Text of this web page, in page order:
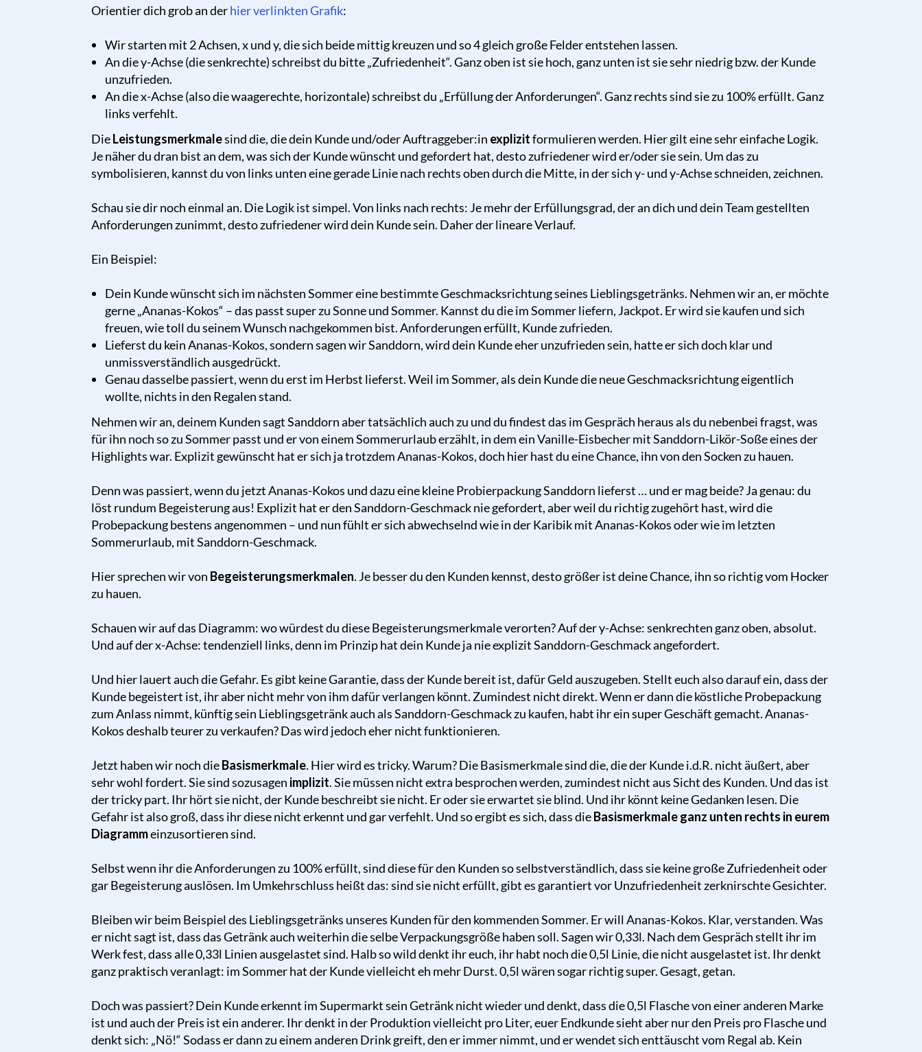
Orientier dich grob an derhier verlinkten Grafik:
Wir starten mit 2 Achsen, x und y, die sich beide mittig kreuzen und so 4 gleich große Felder entstehen lassen.
An die y-Achse (die senkrechte) schreibst du bitte „Zufriedenheit“. Ganz oben ist sie hoch, ganz unten ist sie sehr niedrig bzw. der Kunde
unzufrieden.
An die x-Achse (also die waagerechte, horizontale) schreibst du „Erfüllung der Anforderungen“. Ganz rechts sind sie zu 100% erfüllt. Ganz
links verfehlt.
DieLeistungsmerkmalesind die, die dein Kunde und/oder Auftraggeber:in explizitformulieren werden. Hier gilt eine sehr einfache Logik.
Je näher du dran bist an dem, was sich der Kunde wünscht und gefordert hat, desto zufriedener wird er/oder sie sein. Um das zu
symbolisieren, kannst du von links unten eine gerade Linie nach rechts oben durch die Mitte, in der sich y- und y-Achse schneiden, zeichnen.
Schau sie dir noch einmal an. Die Logik ist simpel. Von links nach rechts: Je mehr der Erfüllungsgrad, der an dich und dein Team gestellten
Anforderungen zunimmt, desto zufriedener wird dein Kunde sein. Daher der lineare Verlauf.
Ein Beispiel:
Dein Kunde wünscht sich im nächsten Sommer eine bestimmte Geschmacksrichtung seines Lieblingsgetränks. Nehmen wir an, er möchte
gerne „Ananas-Kokos“ – das passt super zu Sonne und Sommer. Kannst du die im Sommer liefern, Jackpot. Er wird sie kaufen und sich
freuen, wie toll du seinem Wunsch nachgekommen bist. Anforderungen erfüllt, Kunde zufrieden.
Lieferst du kein Ananas-Kokos, sondern sagen wir Sanddorn, wird dein Kunde eher unzufrieden sein, hatte er sich doch klar und
unmissverständlich ausgedrückt.
Genau dasselbe passiert, wenn du erst im Herbst lieferst. Weil im Sommer, als dein Kunde die neue Geschmacksrichtung eigentlich
wollte, nichts in den Regalen stand.
Nehmen wir an, deinem Kunden sagt Sanddorn aber tatsächlich auch zu und du findest das im Gespräch heraus als du nebenbei fragst, was
für ihn noch so zu Sommer passt und er von einem Sommerurlaub erzählt, in dem ein Vanille-Eisbecher mit Sanddorn-Likör-Soße eines der
Highlights war. Explizit gewünscht hat er sich ja trotzdem Ananas-Kokos, doch hier hast du eine Chance, ihn von den Socken zu hauen.
Denn was passiert, wenn du jetzt Ananas-Kokos und dazu eine kleine Probierpackung Sanddorn lieferst … und er mag beide? Ja genau: du
löst rundum Begeisterung aus! Explizit hat er den Sanddorn-Geschmack nie gefordert, aber weil du richtig zugehört hast, wird die
Probepackung bestens angenommen – und nun fühlt er sich abwechselnd wie in der Karibik mit Ananas-Kokos oder wie im letzten
Sommerurlaub, mit Sanddorn-Geschmack.
Hier sprechen wir von Begeisterungsmerkmalen. Je besser du den Kunden kennst, desto größer ist deine Chance, ihn so richtig vom Hocker
zu hauen.
Schauen wir auf das Diagramm: wo würdest du diese Begeisterungsmerkmale verorten? Auf der y-Achse: senkrechten ganz oben, absolut.
Und auf der x-Achse: tendenziell links, denn im Prinzip hat dein Kunde ja nie explizit Sanddorn-Geschmack angefordert.
Und hier lauert auch die Gefahr. Es gibt keine Garantie, dass der Kunde bereit ist, dafür Geld auszugeben. Stellt euch also darauf ein, dass der
Kunde begeistert ist, ihr aber nicht mehr von ihm dafür verlangen könnt. Zumindest nicht direkt. Wenn er dann die köstliche Probepackung
zum Anlass nimmt, künftig sein Lieblingsgetränk auch als Sanddorn-Geschmack zu kaufen, habt ihr ein super Geschäft gemacht. Ananas-
Kokos deshalb teurer zu verkaufen? Das wird jedoch eher nicht funktionieren.
Jetzt haben wir noch dieBasismerkmale. Hier wird es tricky. Warum? Die Basismerkmale sind die, die der Kunde i.d.R. nicht äußert, aber
sehr wohl fordert. Sie sind sozusagen implizit. Sie müssen nicht extra besprochen werden, zumindest nicht aus Sicht des Kunden. Und das ist
der tricky part. Ihr hört sie nicht, der Kunde beschreibt sie nicht. Er oder sie erwartet sie blind. Und ihr könnt keine Gedanken lesen. Die
Gefahr ist also groß, dass ihr diese nicht erkennt und gar verfehlt. Und so ergibt es sich, dass dieBasismerkmale ganz unten rechts in eurem
Diagrammeinzusortieren sind.
Selbst wenn ihr die Anforderungen zu 100% erfüllt, sind diese für den Kunden so selbstverständlich, dass sie keine große Zufriedenheit oder
gar Begeisterung auslösen. Im Umkehrschluss heißt das: sind sie nicht erfüllt, gibt es garantiert vor Unzufriedenheit zerknirschte Gesichter.
Bleiben wir beim Beispiel des Lieblingsgetränks unseres Kunden für den kommenden Sommer. Er will Ananas-Kokos. Klar, verstanden. Was
er nicht sagt ist, dass das Getränk auch weiterhin die selbe Verpackungsgröße haben soll. Sagen wir 0,33l. Nach dem Gespräch stellt ihr im
Werk fest, dass alle 0,33l Linien ausgelastet sind. Halb so wild denkt ihr euch, ihr habt noch die 0,5l Linie, die nicht ausgelastet ist. Ihr denkt
ganz praktisch veranlagt: im Sommer hat der Kunde vielleicht eh mehr Durst. 0,5l wären sogar richtig super. Gesagt, getan.
Doch was passiert? Dein Kunde erkennt im Supermarkt sein Getränk nicht wieder und denkt, dass die 0,5l Flasche von einer anderen Marke
ist und auch der Preis ist ein anderer. Ihr denkt in der Produktion vielleicht pro Liter, euer Endkunde sieht aber nur den Preis pro Flasche und
denkt sich: „Nö!“ Sodass er dann zu einem anderen Drink greift, den er immer nimmt, und er wendet sich enttäuscht vom Regal ab. Kein